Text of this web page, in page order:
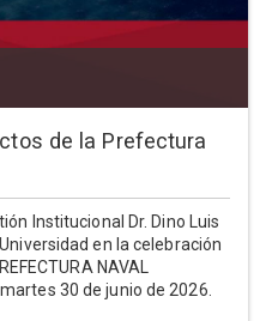
de la Prefectura
Institucional Dr. Dino Luis
en la celebración
NAVAL
30 de junio de 2026.